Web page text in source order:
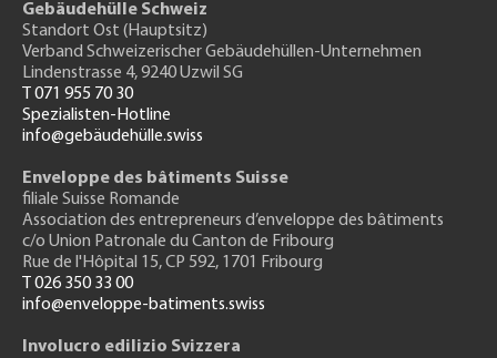
Gebäudehülle Schweiz
Standort Ost (Hauptsitz)
Verband Schweizerischer Gebäudehüllen-Unternehmen
Lindenstrasse 4, 9240 Uzwil SG
T 071 955 70 30
Spezialisten-Hotline
info@gebäudehülle.swiss
Enveloppe des bâtiments Suisse
filiale Suisse Romande
Association des entrepreneurs d’enveloppe des bâtiments
c/o Union Patronale du Canton de Fribourg
Rue de l'Hôpital 15, CP 592, 1701 Fribourg
T 026 350 33 00
info@enveloppe-batiments.swiss
Involucro edilizio Svizzera